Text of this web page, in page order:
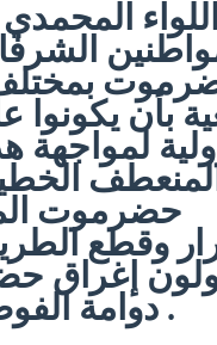
بمختلف
بأن
لمواجهة
حضرموت
وقطع
إغراق
دوامة الفوضى والعنف .